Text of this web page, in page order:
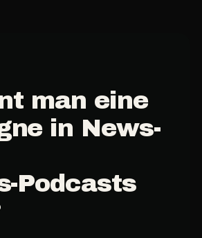
man eine
in News-
Podcasts